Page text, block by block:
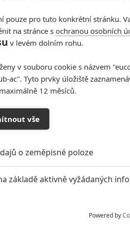
pouze pro tuto konkrétní stránku.
na stránce s ochranou osobních
v levém dolním rohu.
v souboru cookie s názvem
ac". Tyto prvky úložiště
12 měsíců.
vše
o zeměpisné poloze
základě aktivně vyžádaných
k informacím v zařízení
Powered by